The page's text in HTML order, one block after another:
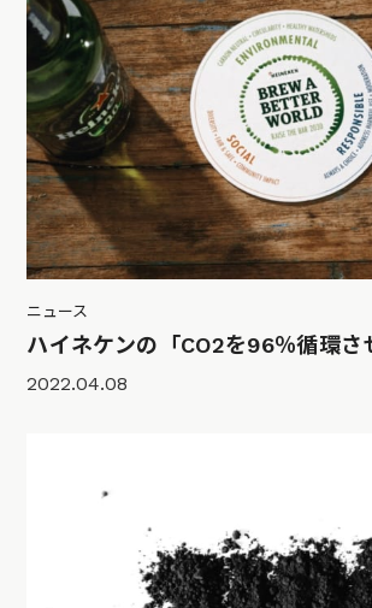
ニュース
ハイネケンの「CO2を96％循環さ
2022.04.08